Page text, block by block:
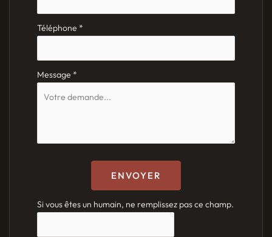
Téléphone *
Message *
ENVOYER
Si vous êtes un humain, ne remplissez pas ce champ.